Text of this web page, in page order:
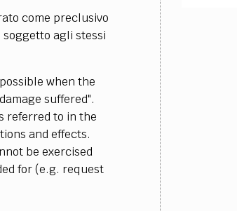
come preclusivo
agli stessi
when the
suffered".
referred to in the
and effects.
be exercised
for (e.g. request